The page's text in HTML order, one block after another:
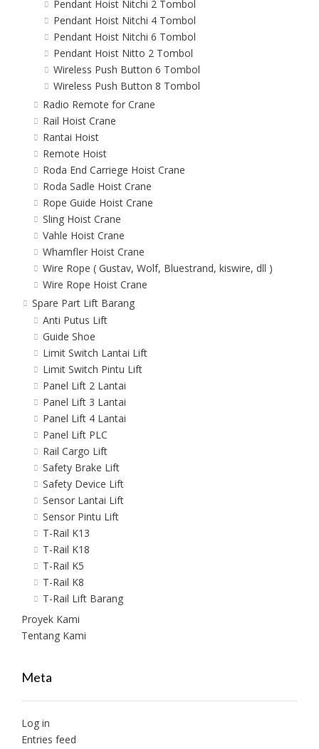
Pendant Hoist Nitchi 2 Tombol
Pendant Hoist Nitchi 4 Tombol
Pendant Hoist Nitchi 6 Tombol
Pendant Hoist Nitto 2 Tombol
Wireless Push Button 6 Tombol
Wireless Push Button 8 Tombol
Radio Remote for Crane
Rail Hoist Crane
Rantai Hoist
Remote Hoist
Roda End Carriege Hoist Crane
Roda Sadle Hoist Crane
Rope Guide Hoist Crane
Sling Hoist Crane
Vahle Hoist Crane
Whamfler Hoist Crane
Wire Rope ( Gustav, Wolf, Bluestrand, kiswire, dll )
Wire Rope Hoist Crane
Spare Part Lift Barang
Anti Putus Lift
Guide Shoe
Limit Switch Lantai Lift
Limit Switch Pintu Lift
Panel Lift 2 Lantai
Panel Lift 3 Lantai
Panel Lift 4 Lantai
Panel Lift PLC
Rail Cargo Lift
Safety Brake Lift
Safety Device Lift
Sensor Lantai Lift
Sensor Pintu Lift
T-Rail K13
T-Rail K18
T-Rail K5
T-Rail K8
T-Rail Lift Barang
Proyek Kami
Tentang Kami
Meta
Log in
Entries feed